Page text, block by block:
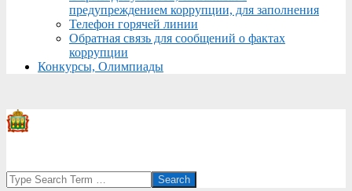
предупреждением коррупции, для заполнения
Телефон горячей линии
Обратная связь для сообщений о фактах
коррупции
Конкурсы, Олимпиады
Search